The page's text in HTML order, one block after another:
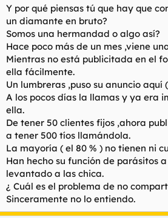
guapa, con cuerpazo y que follaba de
En este foro, que entré a mirar, no se
en el general, un tipo que no sabía por
puso el link preguntando, nadie le
probablemente medio foro se la
vez que se fue otros dos preguntaron si
desesperados vencieron el miedo a
podían recuperarla o algo. Por
hilos sobre ella. Yo me la follé como 20
Y así es siempre este foro, la
cicatrices e hijos 2/10 tiene 40
ocasional teen que todos sueñan se
todos los que vais a seguir con este
ejemplos actuales, que hay menos
poner otros 10 ejemplos de los últimos 2
sinceramente, no merecéis la pena.
Y por qué piensas tú que hay que
un diamante en bruto?
Somos una hermandad o algo así?
Hace poco más de un mes ,viene
Mientras no está publicitada en el
ella fácilmente.
Un lumbreras ,puso su anuncio aquí
A los pocos días la llamas y ya era
ella.
De tener 50 clientes fijos ,ahora
a tener 500 tíos llamándola.
La mayoría ( el 80 % ) no tienen ni
Han hecho su función de parásitos
levantado a las chica.
¿ Cuál es el problema de no
Sinceramente no lo entiendo.